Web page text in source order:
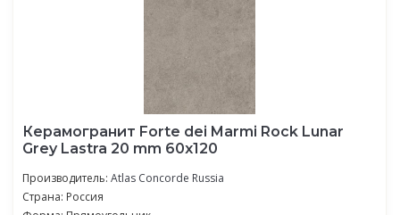
Керамогранит Forte dei Marmi Rock Lunar
Grey Lastra 20 mm 60x120
Производитель: Atlas Concorde Russia
Страна: Россия